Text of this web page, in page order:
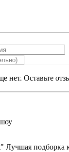
нет. Оставьте
Лучшая подборка